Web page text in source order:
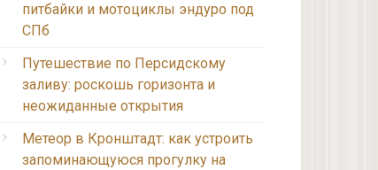
питбайки и мотоциклы эндуро под
СПб
Путешествие по Персидскому
заливу: роскошь горизонта и
неожиданные открытия
Метеор в Кронштадт: как устроить
запоминающуюся прогулку на